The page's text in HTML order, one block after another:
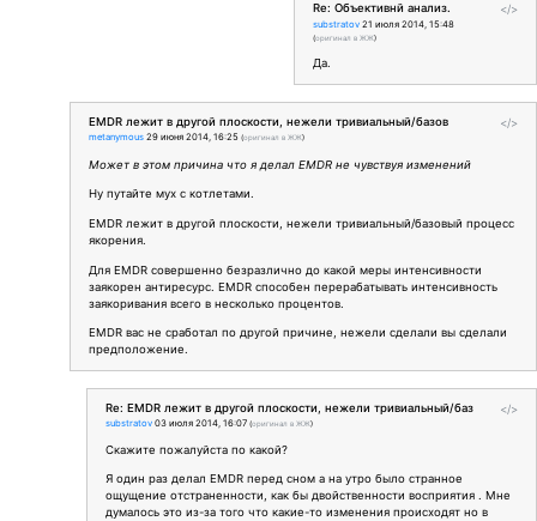
</>
Re: Объективнй анализ.
substratov 21 июля 2014, 15:48
(оригинал в ЖЖ)
Да.
</>
ЕMDR лежит в другой плоскости, нежели тривиальный/базов
metanymous 29 июня 2014, 16:25 (оригинал в ЖЖ)
Может в этом причина что я делал EMDR не чувствуя изменений
Ну путайте мух с котлетами.
ЕMDR лежит в другой плоскости, нежели тривиальный/базовый процесс
якорения.
Для EMDR совершенно безразлично до какой меры интенсивности
заякорен антиресурс. EMDR способен перерабатывать интенсивность
заякоривания всего в несколько процентов.
EMDR вас не сработал по другой причине, нежели сделали вы сделали
предположение.
</>
Re: ЕMDR лежит в другой плоскости, нежели тривиальный/баз
substratov 03 июля 2014, 16:07 (оригинал в ЖЖ)
Скажите пожалуйста по какой?
Я один раз делал EMDR перед сном а на утро было странное
ощущение отстраненности, как бы двойственности восприятия . Мне
думалось это из-за того что какие-то изменения происходят но в